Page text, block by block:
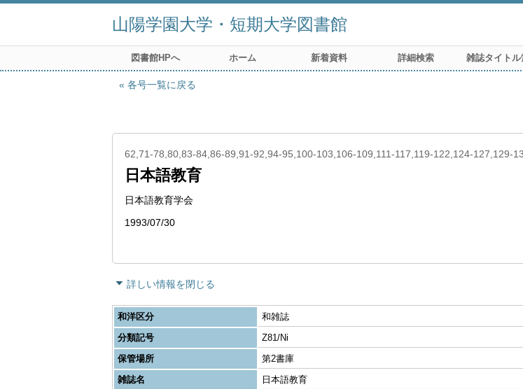
山陽学園大学・短期大学図書館
図書館HPへ ホーム 新着資料 詳細検索 雑誌タイトル
各号一覧に戻る
62,71-78,80,83-84,86-89,91-92,94-95,100-103,106-109,111-117,119-122,124-127,129-
日本語教育
日本語教育学会
1993/07/30
詳しい情報を閉じる
和洋区分
和雑誌
分類記号
Z81/Ni
保管場所
第2書庫
雑誌名
日本語教育